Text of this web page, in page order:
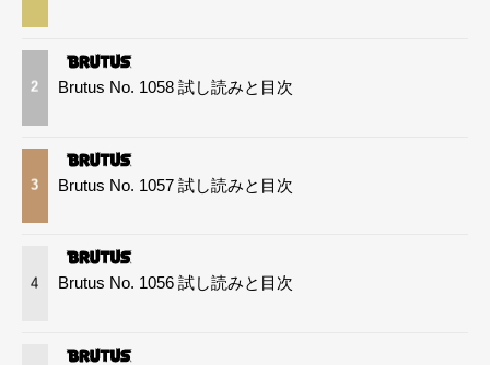
2 Brutus No. 1058 試し読みと目次
3 Brutus No. 1057 試し読みと目次
4 Brutus No. 1056 試し読みと目次